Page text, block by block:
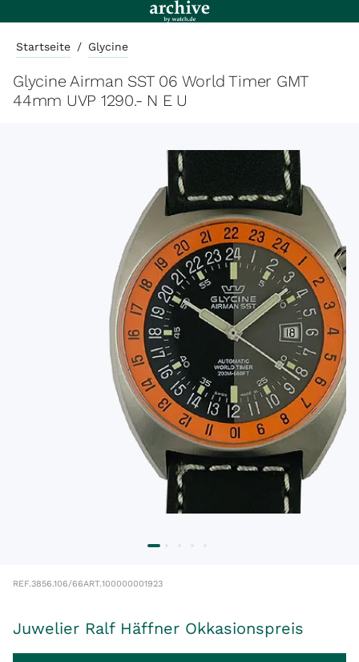
Startseite / Glycine
Glycine Airman SST 06 World Timer GMT
44mm UVP 1290.- N E U
REF.3856.106/66ART.100000001923
Juwelier Ralf Häffner Okkasionspreis